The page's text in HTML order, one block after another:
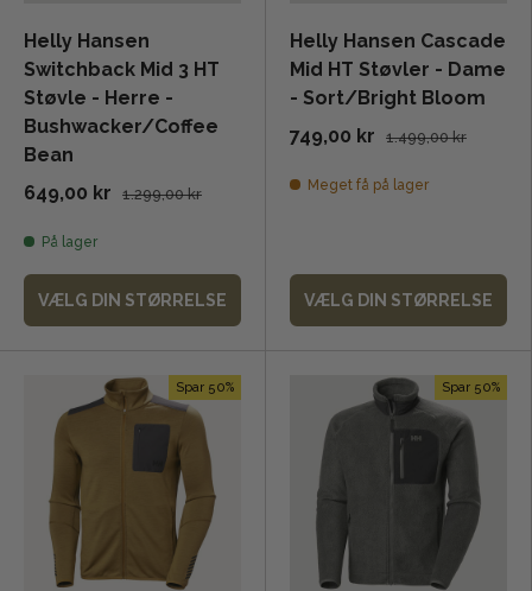
Helly Hansen
Switchback Mid 3 HT
Støvle - Herre -
Bushwacker/Coffee
Bean
649,00 kr
1.299,00 kr
På lager
VÆLG DIN STØRRELSE
Helly Hansen Cascade
Mid HT Støvler - Dame
- Sort/Bright Bloom
749,00 kr
1.499,00 kr
Meget få på lager
VÆLG DIN STØRRELSE
Spar 50% Spar 50%